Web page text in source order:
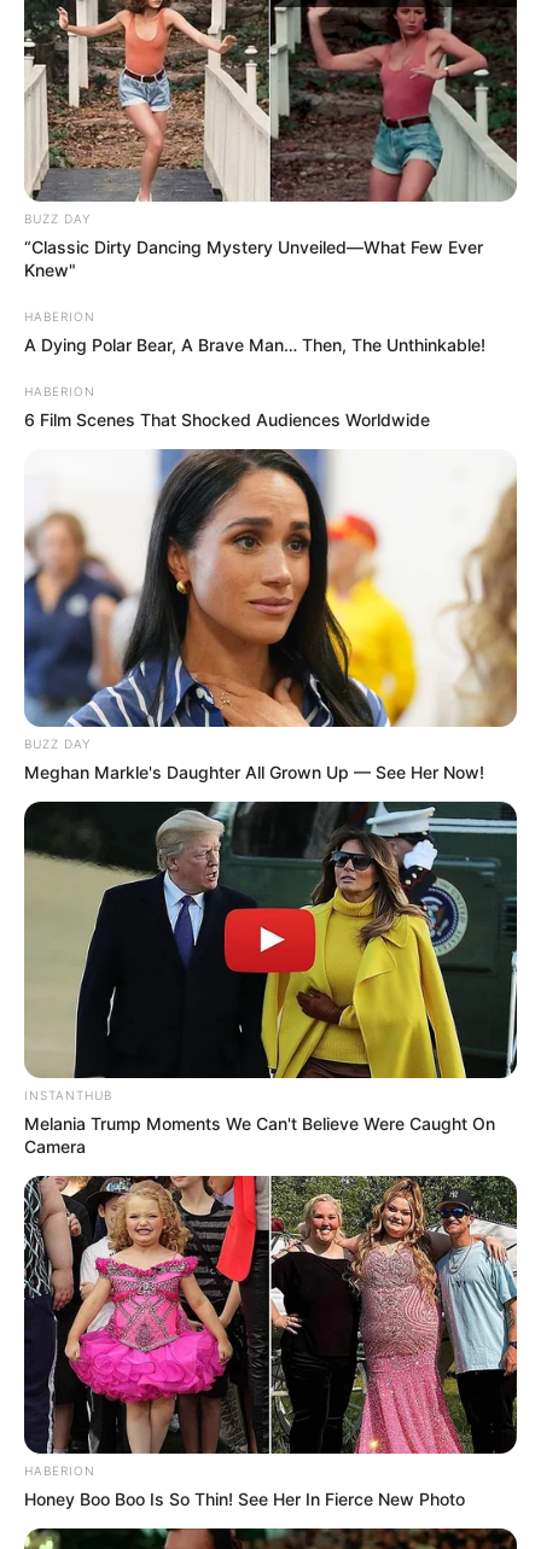
BUZZ DAY
“Classic Dirty Dancing Mystery Unveiled—What Few Ever
Knew"
HABERION
A Dying Polar Bear, A Brave Man… Then, The Unthinkable!
HABERION
6 Film Scenes That Shocked Audiences Worldwide
BUZZ DAY
Meghan Markle's Daughter All Grown Up — See Her Now!
INSTANTHUB
Melania Trump Moments We Can't Believe Were Caught On
Camera
HABERION
Honey Boo Boo Is So Thin! See Her In Fierce New Photo